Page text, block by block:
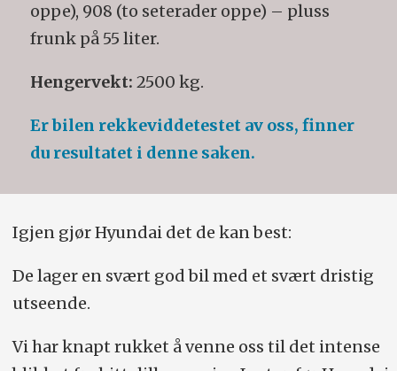
oppe), 908 (to seterader oppe) – pluss
frunk på 55 liter.
Hengervekt: 2500 kg.
Er bilen rekkeviddetestet av oss, finner
du resultatet i denne saken.
Igjen gjør Hyundai det de kan best:
De lager en svært god bil med et svært dristig
utseende.
Vi har knapt rukket å venne oss til det intense